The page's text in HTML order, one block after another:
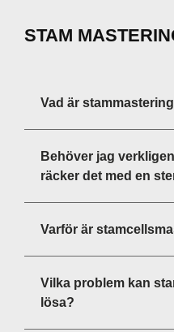
STAM
Vad är
Behöver jag
räcker det med en
Varför är
Vilka problem kan
lösa?